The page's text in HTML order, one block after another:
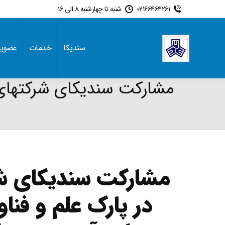
02166464261 شنبه تا چهارشنبه 8 الی 16
سندیکا خدمات
مشارکت سندیکای
مشارکت سندیکای
در پارک علم و